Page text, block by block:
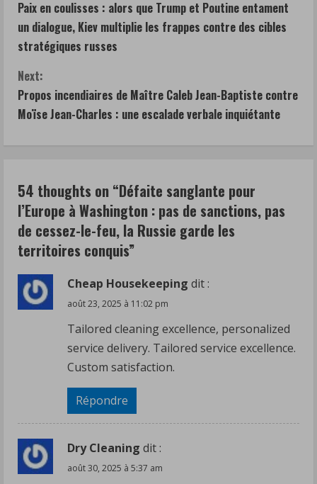
o
n
t
i
e
R
e
a
d
Paix en coulisses : alors que Trump et Poutine entament
un dialogue, Kiev multiplie les frappes contre des cibles
stratégiques russes
Next:
Propos incendiaires de Maître Caleb Jean-Baptiste contre
Moïse Jean-Charles : une escalade verbale inquiétante
54 thoughts on “Défaite sanglante pour
l’Europe à Washington : pas de sanctions, pas
de cessez-le-feu, la Russie garde les
territoires conquis”
Cheap Housekeeping dit :
août 23, 2025 à 11:02 pm
Tailored cleaning excellence, personalized
service delivery. Tailored service excellence.
Custom satisfaction.
Répondre
Dry Cleaning dit :
août 30, 2025 à 5:37 am